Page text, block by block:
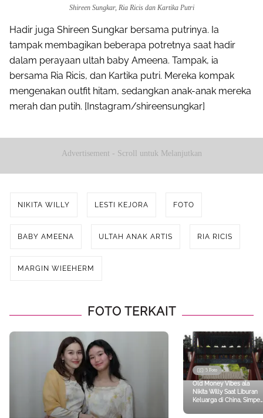
Shireen Sungkar, Ria Ricis dan Kartika Putri
Hadir juga Shireen Sungkar bersama putrinya. Ia
tampak membagikan beberapa potretnya saat hadir
dalam perayaan ultah baby Ameena. Tampak, ia
bersama Ria Ricis, dan Kartika putri. Mereka kompak
mengenakan outfit hitam, sedangkan anak-anak mereka
merah dan putih. [Instagram/shireensungkar]
Advertisement - Scroll untuk Melanjutkan
NIKITA WILLY LESTI KEJORA FOTO
BABY AMEENA ULTAH ANAK ARTIS RIA RICIS
MARGIN WIEEHERM
FOTO TERKAIT
5 Foto
Old Money Vibes ala
Nikita Willy Saat Liburan
Keluarga di China, Simpel